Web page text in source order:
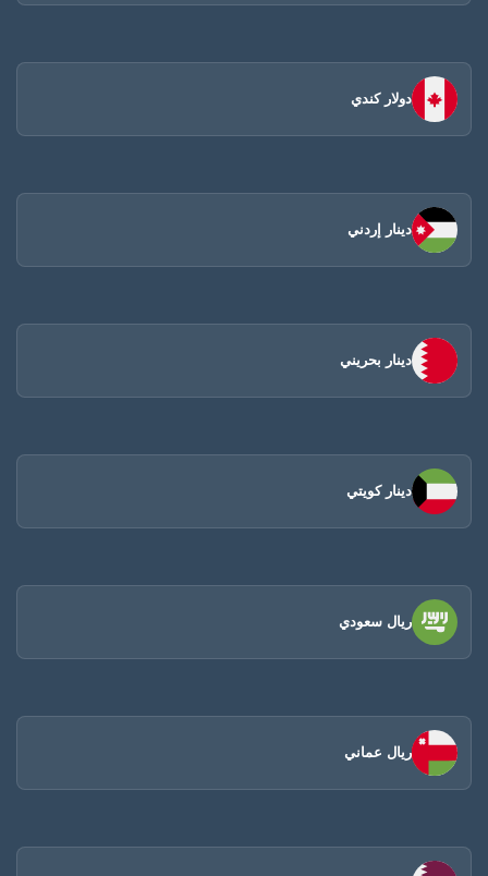
دولار كندي
دينار إردني
دينار بحريني
دينار كويتي
ريال سعودي
ريال عماني